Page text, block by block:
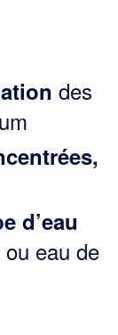
des
d’eau
eau de